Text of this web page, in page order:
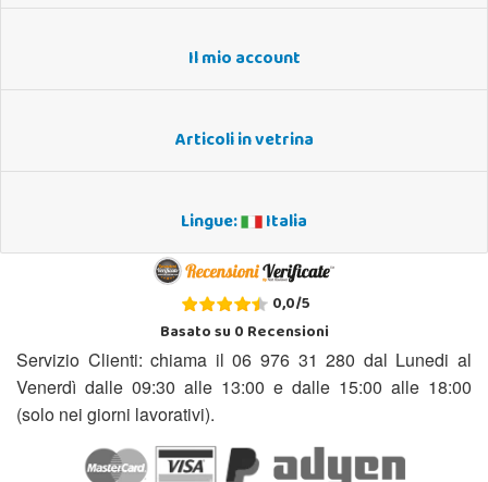
Il mio account
Articoli in vetrina
Lingue: Italia
0,0/5
Basato su0Recensioni
Servizio Clienti: chiama il 06 976 31 280 dal Lunedi al
Venerdì dalle 09:30 alle 13:00 e dalle 15:00 alle 18:00
(solo nei giorni lavorativi).